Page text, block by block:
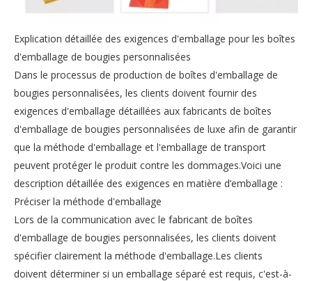
Explication détaillée des exigences d'emballage pour les boîtes
d'emballage de bougies personnalisées
Dans le processus de production de boîtes d'emballage de
bougies personnalisées, les clients doivent fournir des
exigences d'emballage détaillées aux fabricants de boîtes
d'emballage de bougies personnalisées de luxe afin de garantir
que la méthode d'emballage et l'emballage de transport
peuvent protéger le produit contre les dommages.Voici une
description détaillée des exigences en matière d’emballage :
Préciser la méthode d'emballage
Lors de la communication avec le fabricant de boîtes
d'emballage de bougies personnalisées, les clients doivent
spécifier clairement la méthode d'emballage.Les clients
doivent déterminer si un emballage séparé est requis, c'est-à-